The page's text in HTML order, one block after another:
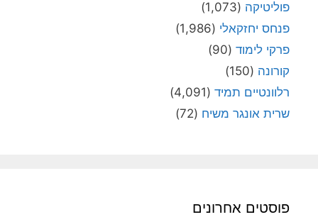
פוליטיקה (1,073)
פנחס יחזקאלי (1,986)
פרקי לימוד (90)
קורונה (150)
רלוונטיים תמיד (4,091)
שרית אונגר משיח (72)
פוסטים אחרונים